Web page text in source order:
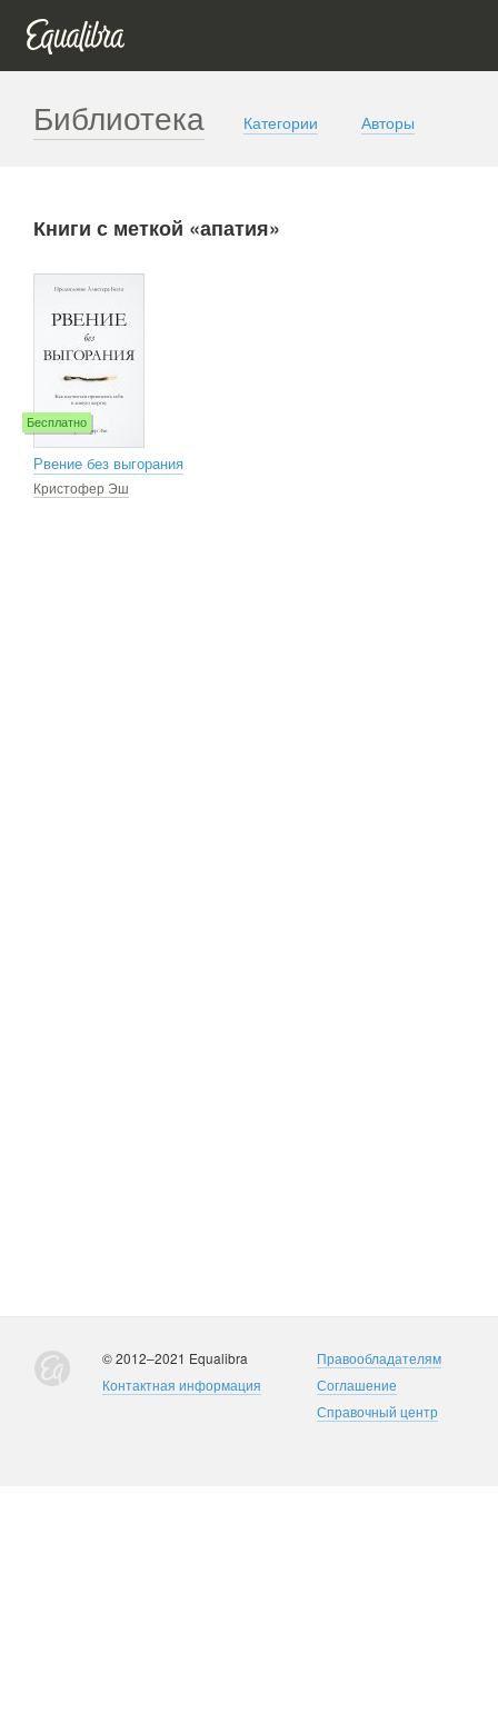
Библиотека Категории Авторы
Книги с меткой «апатия»
Бесплатно
Рвение без выгорания
Кристофер Эш
© 2012–2021 Equalibra
Контактная информация
Правообладателям
Соглашение
Справочный центр